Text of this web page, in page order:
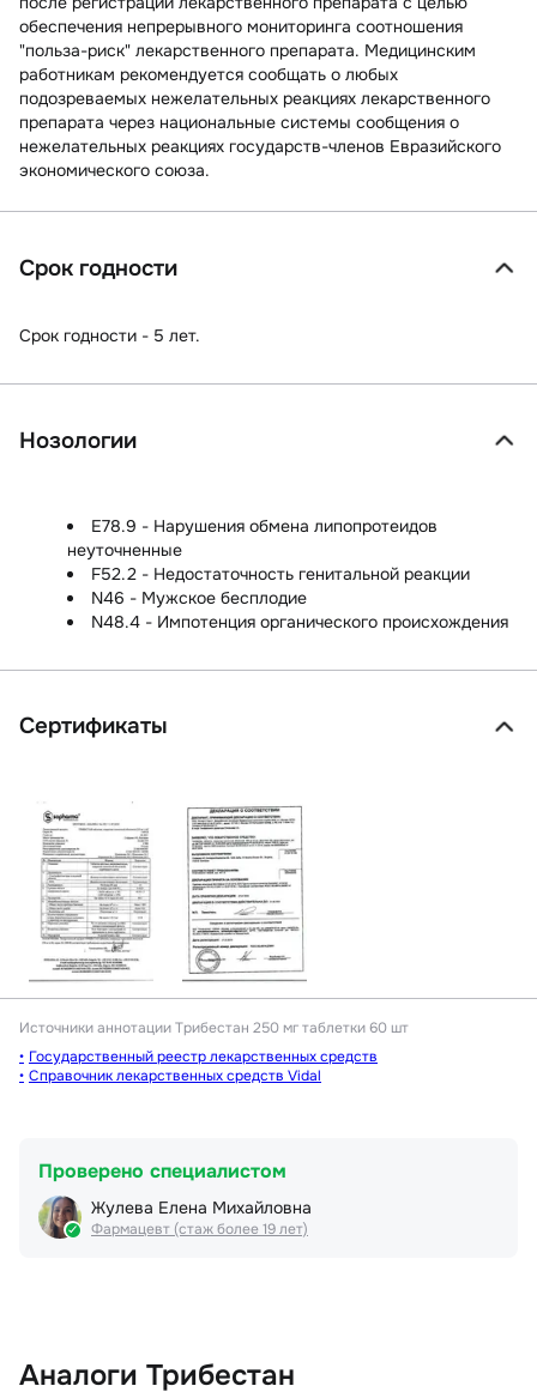
обеспечения непрерывного мониторинга соотношения
"польза-риск" лекарственного препарата. Медицинским
работникам рекомендуется сообщать о любых
подозреваемых нежелательных реакциях лекарственного
препарата через национальные системы сообщения о
нежелательных реакциях государств-членов Евразийского
экономического союза.
Срок годности
Срок годности - 5 лет.
Нозологии
E78.9 - Нарушения обмена липопротеидов
неуточненные
F52.2 - Недостаточность генитальной реакции
N46 - Мужское бесплодие
N48.4 - Импотенция органического происхождения
Сертификаты
Источники аннотацииТрибестан 250 мг таблетки 60 шт
Государственный реестр лекарственных средств
Справочник лекарственных средств Vidal
Проверено специалистом
Жулева Елена Михайловна
Фармацевт (стаж более 19 лет)
Аналоги Трибестан